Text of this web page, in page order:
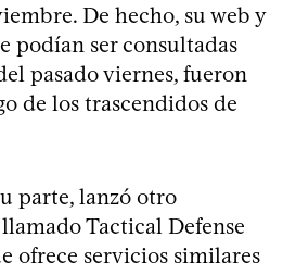
De hecho, su web y
podían ser consultadas
pasado viernes, fueron
de los trascendidos de
parte, lanzó otro
Tactical Defense
ofrece servicios similares